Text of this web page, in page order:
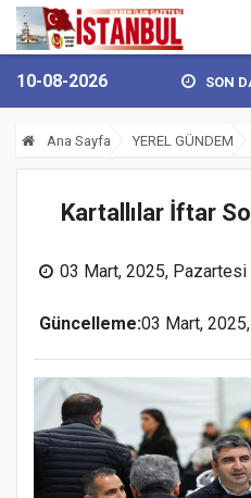
10-08-2026 SON
Ana Sayfa YEREL GÜNDEM
Kartallılar İftar
03 Mart, 2025, Pazartesi
Güncelleme:03 Mart,